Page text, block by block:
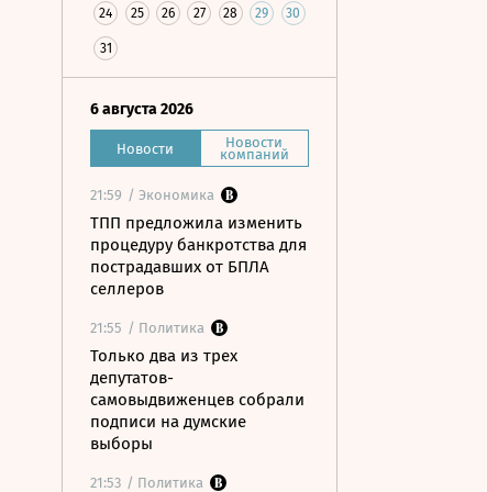
24 25 26 27 28 29 30
31
6 августа 2026
Новости Новости
компаний
21:59 / Экономика
ТПП предложила изменить
процедуру банкротства для
пострадавших от БПЛА
селлеров
21:55 / Политика
Только два из трех
депутатов-
самовыдвиженцев собрали
подписи на думские
выборы
21:53 / Политика